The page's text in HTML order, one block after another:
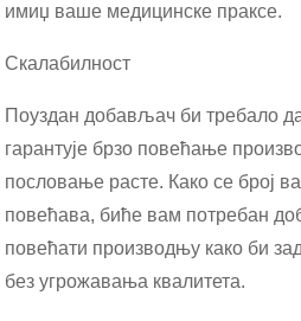
имиџ ваше медицинске праксе.
Скалабилност
Поуздан добављач би требало
гарантује брзо повећање
пословање расте. Како се број
повећава, биће вам потребан
повећати производњу како би
без угрожавања квалитета.